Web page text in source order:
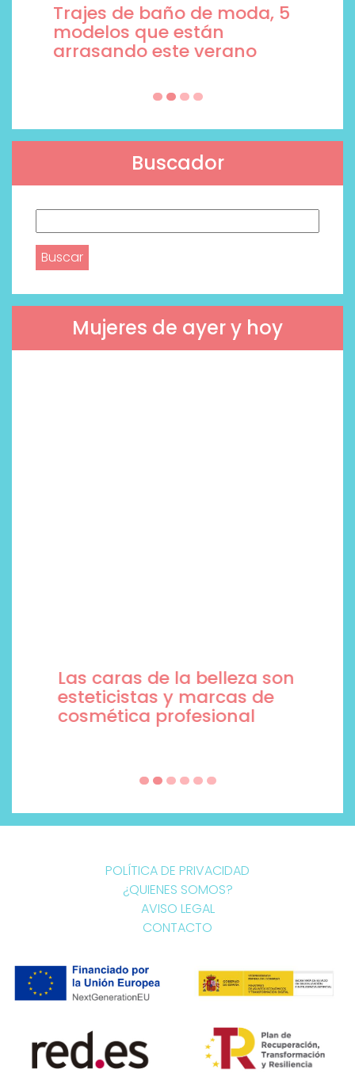
Trajes de baño de moda, 5
modelos que están
arrasando este verano
Buscador
Mujeres de ayer y hoy
Las caras de la belleza son
esteticistas y marcas de
cosmética profesional
POLÍTICA DE PRIVACIDAD
¿QUIENES SOMOS?
AVISO LEGAL
CONTACTO